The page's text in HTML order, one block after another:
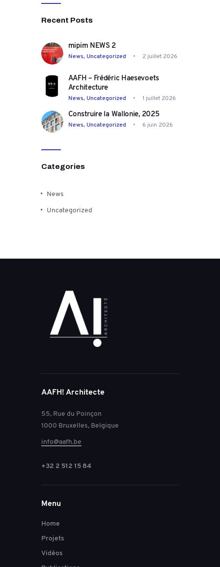
Recent Posts
mipim NEWS 2
News, Uncategorized 2 juillet 2026
AAFH – Frédéric Haesevoets
Architecture
News, Uncategorized 1 juillet 2026
Construire la Wallonie, 2025
News, Uncategorized 6 juin 2026
Categories
News
Uncategorized
AAFH! Architecte
55, Rue du Poinçon
1000 Bruxelles, Belgique
info@aafh.be
+32 2 512 15 84
Menu
Home
Projets
Vidéos